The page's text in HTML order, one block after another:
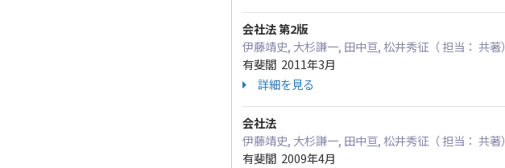
会社法 第2版
伊藤靖史, 大杉謙一, 田中亘, 松井秀征（ 担当： 共著）
有斐閣 2011年3月
詳細を見る
会社法
伊藤靖史, 大杉謙一, 田中亘, 松井秀征（ 担当： 共著）
有斐閣 2009年4月